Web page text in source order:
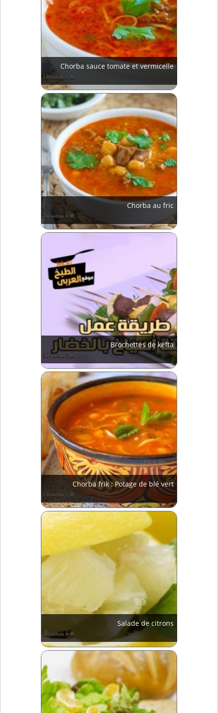
Chorba sauce tomate et vermicelle
Chorba au fric
Brochettes de kefta
Chorba frik : Potage de blé vert
Salade de citrons